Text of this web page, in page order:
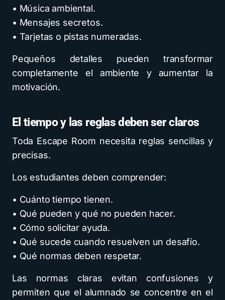
• Música ambiental.
• Mensajes secretos.
• Tarjetas o pistas numeradas.
Pequeños detalles pueden transformar
completamente el ambiente y aumentar la
motivación.
El tiempo y las reglas deben ser claros
Toda Escape Room necesita reglas sencillas y
precisas.
Los estudiantes deben comprender:
• Cuánto tiempo tienen.
• Qué pueden y qué no pueden hacer.
• Cómo solicitar ayuda.
• Qué sucede cuando resuelven un desafío.
• Qué normas deben respetar.
Las normas claras evitan confusiones y
permiten que el alumnado se concentre en el